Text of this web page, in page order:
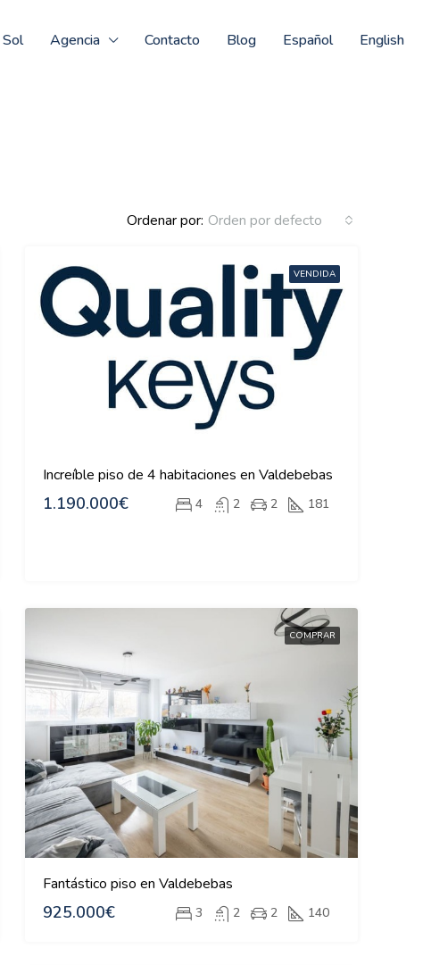
Agencia Contacto Blog Español English
Ordenar por: Orden por defecto
VENDIDA
Increíble piso de 4 habitaciones en Valdebebas
1.190.000€ 4 2 2 181
COMPRAR
Fantástico piso en Valdebebas
925.000€ 3 2 2 140